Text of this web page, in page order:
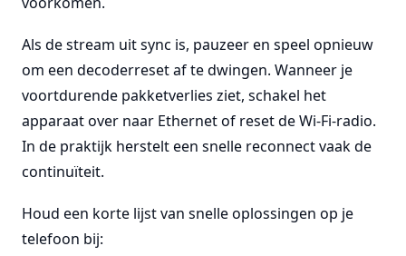
Als de stream uit sync is, pauzeer en speel opnieuw
om een decoderreset af te dwingen. Wanneer je
voortdurende pakketverlies ziet, schakel het
apparaat over naar Ethernet of reset de Wi-Fi-radio.
In de praktijk herstelt een snelle reconnect vaak de
continuïteit.
Houd een korte lijst van snelle oplossingen op je
telefoon bij: